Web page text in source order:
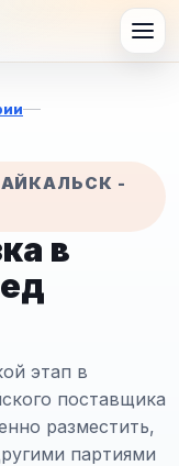
-
в
этап в
поставщика
разместить,
партиями